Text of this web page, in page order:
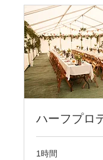
ハーフプロ
1時間